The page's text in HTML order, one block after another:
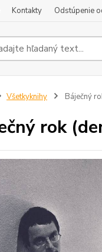
Kontakty Odstúpenie
Všetkyknihy Báječný
rok